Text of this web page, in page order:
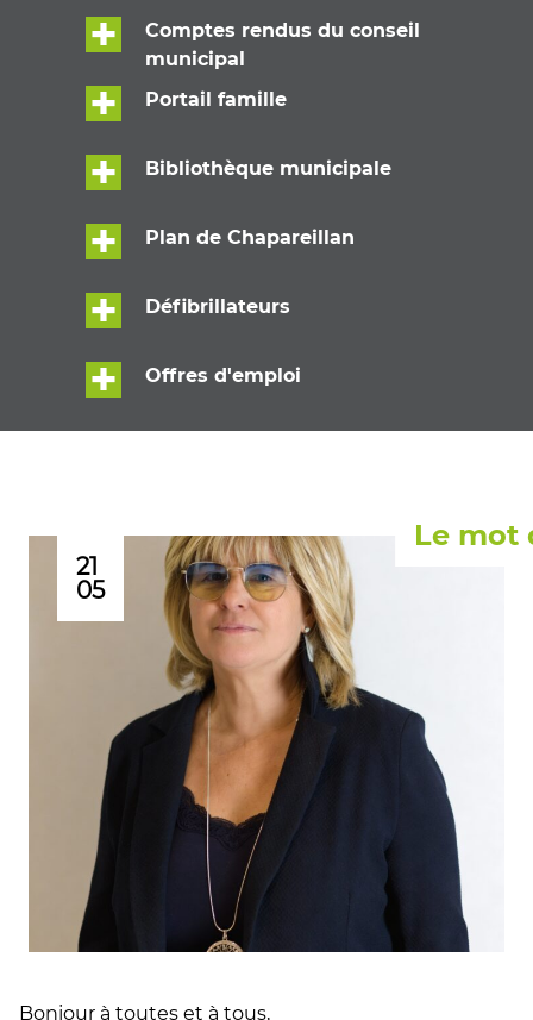
Comptes rendus du conseil
municipal
Portail famille
Bibliothèque municipale
Plan de Chapareillan
Défibrillateurs
Offres d'emploi
Le mot
21
05
Bonjour à toutes et à tous,